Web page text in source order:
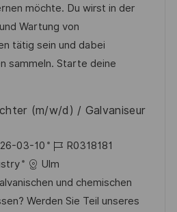
d
d
möchte. Du wirst in der
Wartung von
tätig sein und dabei
sammeln. Starte deine
(m/w/d) / Galvaniseur
03-10
J
o
b
I
R0318181
Ulm
und chemischen
Werden Sie Teil unseres